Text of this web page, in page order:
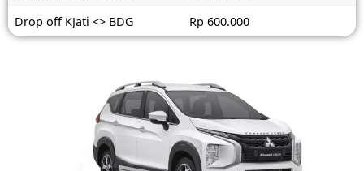
Drop off KJati <> BDG
Rp 600.000